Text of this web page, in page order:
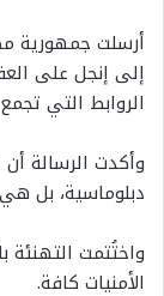
أرسلت جمهورية
إلى إنجل على
الروابط التي
وأكدت الرسالة
دبلوماسية، بل هي
واختُتمت التهنئة
الأمنيات كافة.